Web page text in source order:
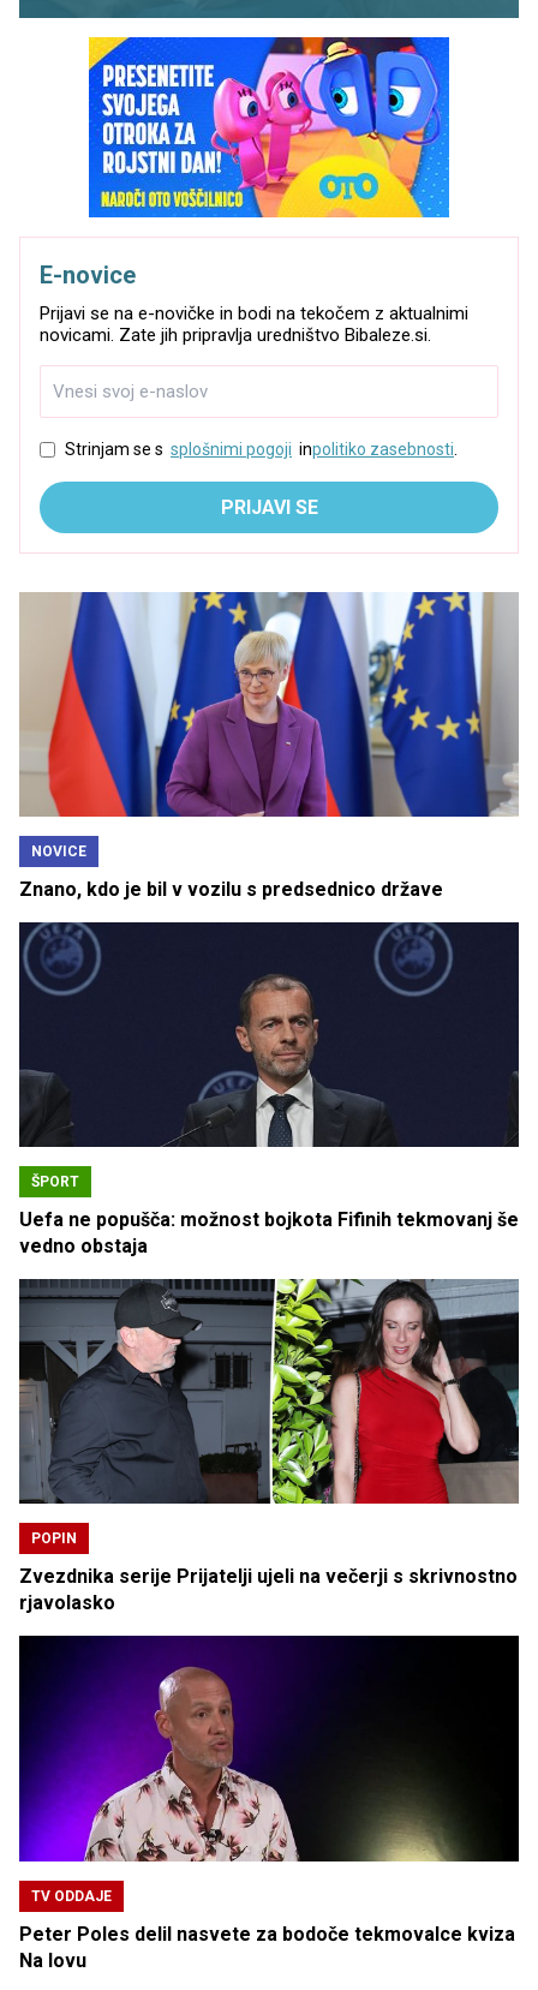
E-novice
Prijavi se na e-novičke in bodi na tekočem z aktualnimi
novicami. Zate jih pripravlja uredništvo Bibaleze.si.
Strinjam se s splošnimi pogoji inpolitiko zasebnosti
PRIJAVI SE
NOVICE
Znano, kdo je bil v vozilu s predsednico države
ŠPORT
Uefa ne popušča: možnost bojkota Fifinih tekmovanj še
vedno obstaja
POPIN
Zvezdnika serije Prijatelji ujeli na večerji s skrivnostno
rjavolasko
TV ODDAJE
Peter Poles delil nasvete za bodoče tekmovalce kviza
Na lovu